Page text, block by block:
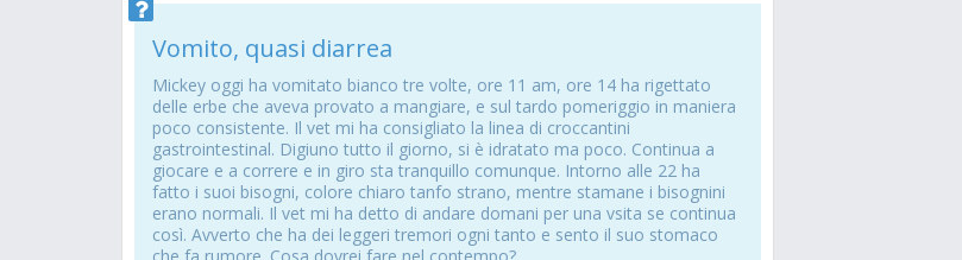
Vomito, quasi diarrea
Mickey oggi ha vomitato bianco tre volte, ore 11 am, ore 14 ha rigettato
delle erbe che aveva provato a mangiare, e sul tardo pomeriggio in maniera
poco consistente. Il vet mi ha consigliato la linea di croccantini
gastrointestinal. Digiuno tutto il giorno, si è idratato ma poco. Continua a
giocare e a correre e in giro sta tranquillo comunque. Intorno alle 22 ha
fatto i suoi bisogni, colore chiaro tanfo strano, mentre stamane i bisognini
erano normali. Il vet mi ha detto di andare domani per una vsita se continua
così. Avverto che ha dei leggeri tremori ogni tanto e sento il suo stomaco